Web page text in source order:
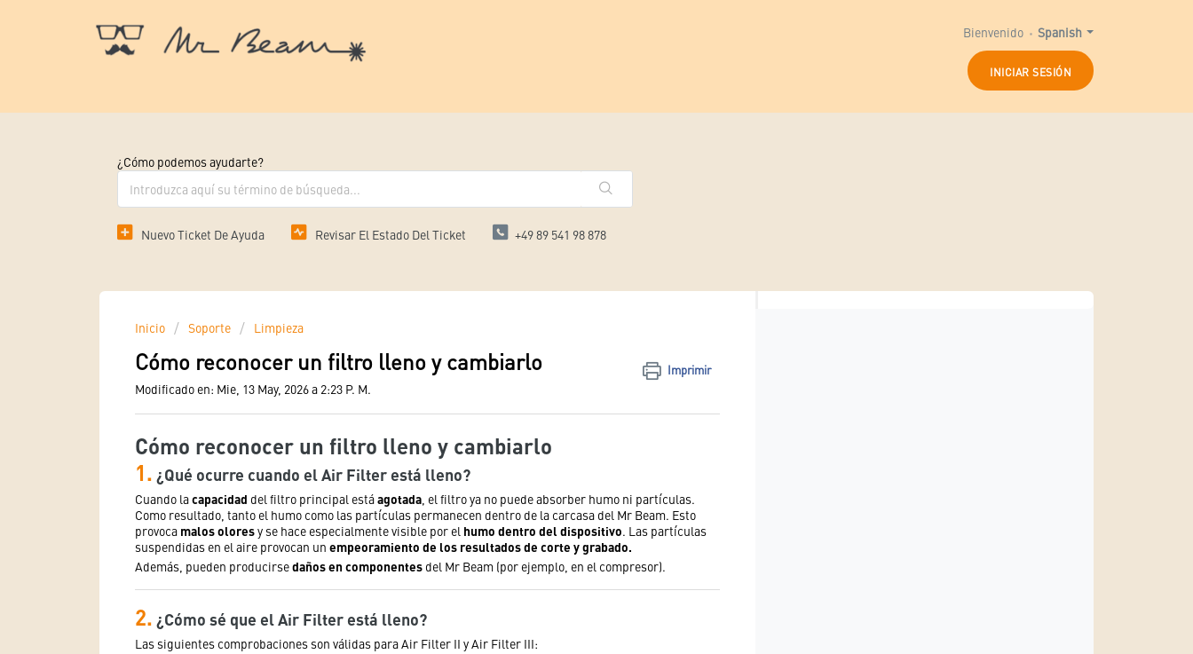
Spanish
Bienvenido
INICIAR SESIÓN
¿Cómo podemos ayudarte?
Nuevo Ticket De Ayuda Revisar El Estado Del Ticket +49 89 541 98 878
Inicio Soporte Limpieza
Cómo reconocer un filtro lleno y cambiarlo Imprimir
Modificado en: Mie, 13 May, 2026 a 2:23 P. M.
Cómo reconocer un filtro lleno y cambiarlo
1. ¿Qué ocurre cuando el Air Filter está lleno?
Cuando lacapacidad del filtro principal estáagotada , el filtro ya no puede absorber humo ni partículas.
Como resultado, tanto el humo como las partículas permanecen dentro de la carcasa del Mr Beam. Esto
provoca malos oloresy se hace especialmente visible por el humo dentro del dispositivo. Las partículas
suspendidas en el aire provocan un empeoramiento de los resultados de corte y grabado.
Además, pueden producirsedaños en componentes del Mr Beam (por ejemplo, en el compresor).
2.¿Cómo sé que el Air Filter está lleno?
Las siguientes comprobaciones son válidas para Air Filter II y Air Filter III: